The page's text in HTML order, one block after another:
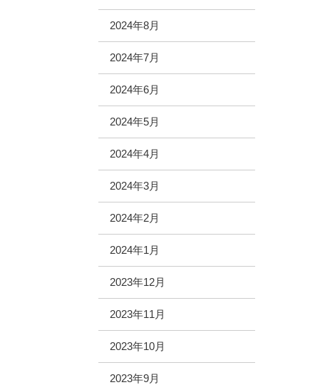
2024年8月
2024年7月
2024年6月
2024年5月
2024年4月
2024年3月
2024年2月
2024年1月
2023年12月
2023年11月
2023年10月
2023年9月